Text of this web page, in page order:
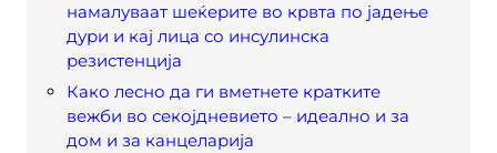
намалуваат шеќерите во крвта по јадење
дури и кај лица со инсулинска
резистенција
Како лесно да ги вметнете кратките
вежби во секојдневието – идеално и за
дом и за канцеларија